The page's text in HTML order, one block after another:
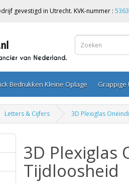
gevestigd in Utrecht. KVK-nummer :
Bedrukken Kleine Oplage Grappige
Letters & Cijfers 3D Plexiglas
3D Plexiglas
Tijdloosheid